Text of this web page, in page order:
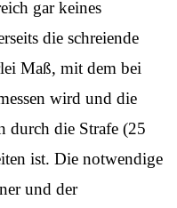
gar keines
die schreiende
Maß, mit dem bei
wird und die
durch die Strafe (25
ist. Die notwendige
und der